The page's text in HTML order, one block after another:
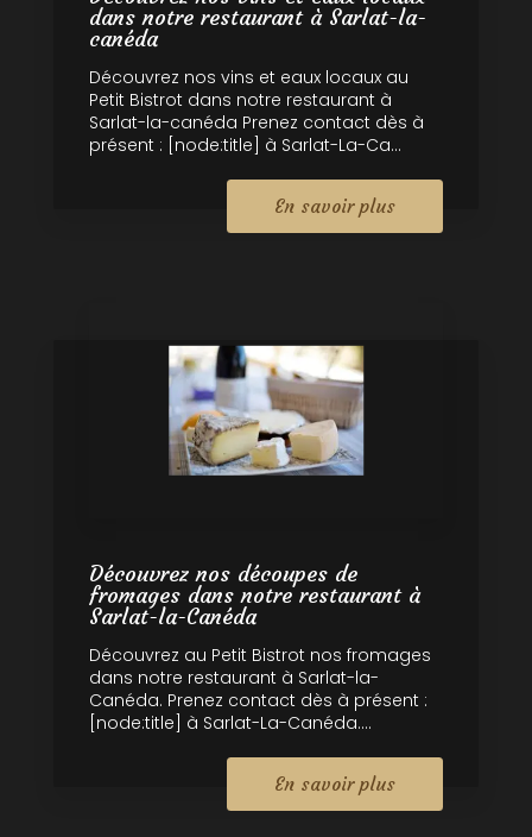
dans notre restaurant à Sarlat-la-
canéda
Découvrez nos vins et eaux locaux au
Petit Bistrot dans notre restaurant à
Sarlat-la-canéda Prenez contact dès à
présent : [node:title] à Sarlat-La-Ca...
En savoir plus
Découvrez nos découpes de
fromages dans notre restaurant à
Sarlat-la-Canéda
Découvrez au Petit Bistrot nos fromages
dans notre restaurant à Sarlat-la-
Canéda. Prenez contact dès à présent :
[node:title] à Sarlat-La-Canéda....
En savoir plus